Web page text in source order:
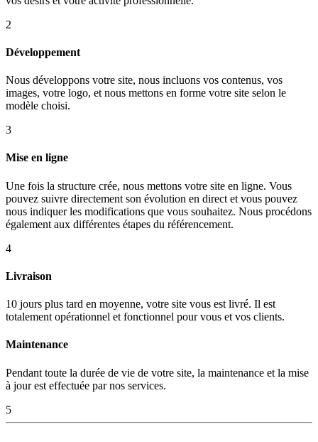
2
Développement
Nous développons votre site, nous incluons vos contenus, vos
images, votre logo, et nous mettons en forme votre site selon le
modèle choisi.
3
Mise en ligne
Une fois la structure crée, nous mettons votre site en ligne. Vous
pouvez suivre directement son évolution en direct et vous pouvez
nous indiquer les modifications que vous souhaitez. Nous procédons
également aux différentes étapes du référencement.
4
Livraison
10 jours plus tard en moyenne, votre site vous est livré. Il est
totalement opérationnel et fonctionnel pour vous et vos clients.
Maintenance
Pendant toute la durée de vie de votre site, la maintenance et la mise
à jour est effectuée par nos services.
5